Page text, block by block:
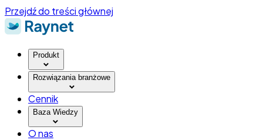
Przejdź do treści głównej
Produkt
Rozwiązania branżowe
Cennik
Baza Wiedzy
O nas